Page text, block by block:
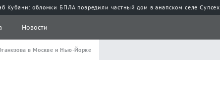
Кубани: обломки БПЛА повредили частный дом в анапском селе Супсех
Новости
в Москве и Нью-Йорке